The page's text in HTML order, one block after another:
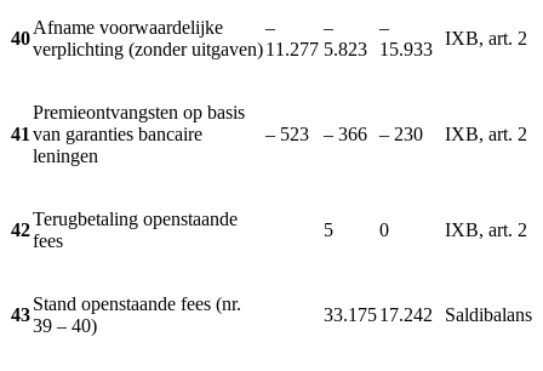
40
Afname voorwaardelijke
verplichting (zonder uitgaven)
–
11.277
–
5.823
–
15.933
IXB, art. 2
41
Premieontvangsten op basis
van garanties bancaire
leningen
– 523 – 366 – 230 IXB, art. 2
42
Terugbetaling openstaande
fees
5 0 IXB, art. 2
43
Stand openstaande fees (nr.
39 – 40)
33.17517.242 Saldibalans